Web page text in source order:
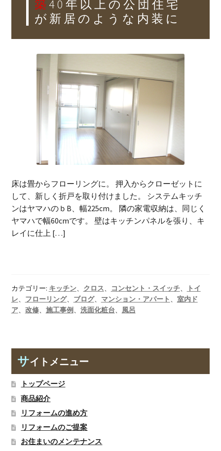
築40年以上の公団住宅
が新居のような内装に
床は畳からフローリングに。 押入からクローゼットに
して、新しく折戸を取り付けました。 システムキッチ
ンはヤマハのｂB、幅225cm。 隣の家電収納は、同じく
ヤマハで幅60cmです。 壁はキッチンパネルを張り、キ
レイに仕上 […]
カテゴリー: キッチン、 クロス、 コンセント・スイッチ、
トイ
レ、 フローリング、 ブログ、 マンション・アパート 、 室内ド
ア、 改修、 施工事例、 洗面化粧台、 風呂
サイトメニュー
トップページ
商品紹介
リフォームの進め方
リフォームのご提案
お住まいのメンテナンス